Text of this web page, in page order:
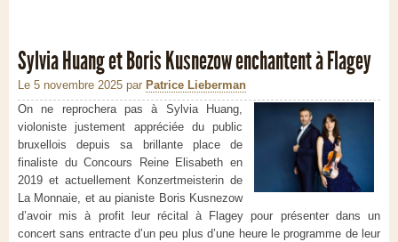
Sylvia Huang et Boris Kusnezow enchantent à Flagey
Le 5 novembre 2025 par Patrice Lieberman
On ne reprochera pas à Sylvia Huang,
violoniste justement appréciée du public
bruxellois depuis sa brillante place de
finaliste du Concours Reine Elisabeth en
2019 et actuellement Konzertmeisterin de
La Monnaie, et au pianiste Boris Kusnezow
d’avoir mis à profit leur récital à Flagey pour présenter dans un
concert sans entracte d’un peu plus d’une heure le programme de leur